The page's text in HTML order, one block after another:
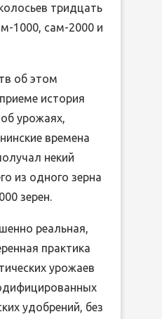
тридцать
1000, сам-2000 и
об этом
история
урожаях,
времена
некий
из одного зерна
зерен.
реальная,
практика
урожаев
удобрений, без